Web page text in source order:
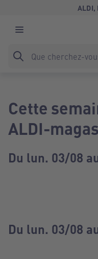
ALDI,
Cette
ALDI-
Du lun. 03/08
Du lun. 03/08